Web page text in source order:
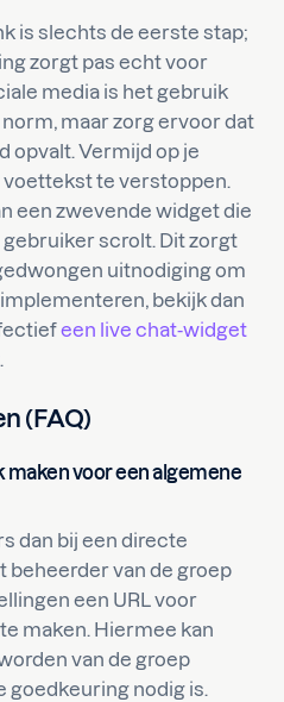
is slechts de eerste stap;
zorgt pas echt voor
media is het gebruik
norm, maar zorg ervoor dat
opvalt. Vermijd op je
te verstoppen.
een zwevende widget die
scrolt. Dit zorgt
uitnodiging om
bekijk dan
een live chat-widget
.
(FAQ)
maken voor een algemene
dan bij een directe
beheerder van de groep
een URL voor
maken. Hiermee kan
van de groep
goedkeuring nodig is.